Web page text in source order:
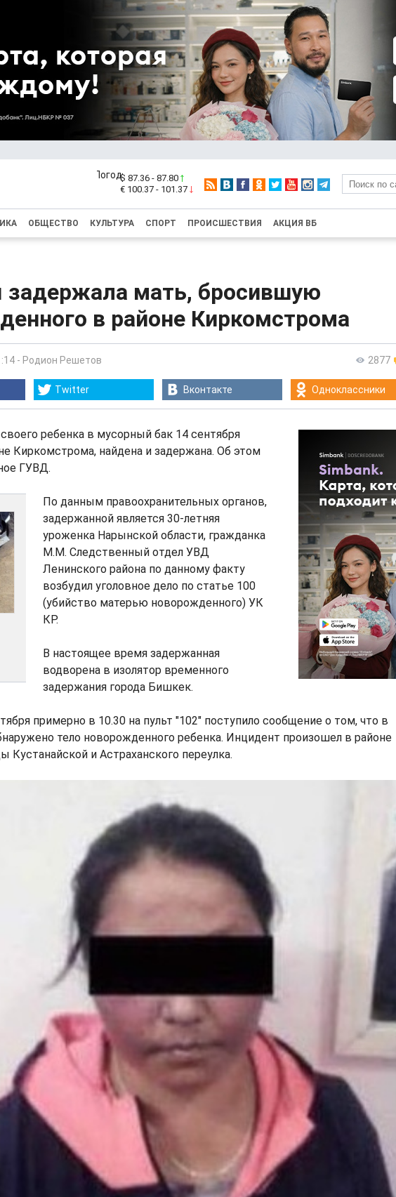
$ 87.36 - 87.80
€ 100.37 - 101.37
ОБЩЕСТВО КУЛЬТУРА СПОРТ ПРОИСШЕСТВИЯ АКЦИЯ ВБ
мать, бросившую
в районе Киркомстрома
2877
- Родион Решетов
Twitter Вконтакте Одноклассники
ребенка в мусорный бак 14 сентября
Киркомстрома, найдена и задержана. Об этом
ГУВД.
По данным правоохранительных органов,
задержанной является 30-летняя
уроженка Нарынской области, гражданка
М.М. Следственный отдел УВД
Ленинского района по данному факту
возбудил уголовное дело по статье 100
(убийство матерью новорожденного) УК
КР.
В настоящее время задержанная
водворена в изолятор временного
задержания города Бишкек.
примерно в 10.30 на пульт "102" поступило сообщение о том, что в
тело новорожденного ребенка. Инцидент произошел в районе
Кустанайской и Астраханского переулка.